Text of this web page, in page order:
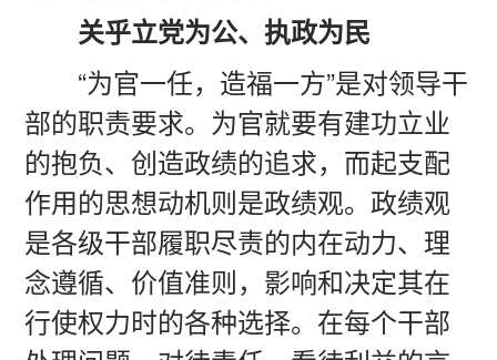
关乎立党为公、执政为民
“为官一任，造福一方”是对领导干
部的职责要求。为官就要有建功立业
的抱负、创造政绩的追求，而起支配
作用的思想动机则是政绩观。政绩观
是各级干部履职尽责的内在动力、理
念遵循、价值准则，影响和决定其在
行使权力时的各种选择。在每个干部